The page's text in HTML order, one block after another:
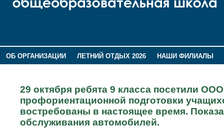
ОБ ОРГАНИЗАЦИИ ЛЕТНИЙ ОТДЫХ 2026
НАШИ ФИЛИАЛЫ
29 октября ребята 9 класса посетили
профориентационной подготовки
востребованы в настоящее время.
обслуживания автомобилей.